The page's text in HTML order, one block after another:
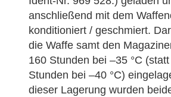
anschließend mit dem
konditioniert / geschmiert.
die Waffe samt den
160 Stunden bei –35 °C
Stunden bei –40 °C)
dieser Lagerung wurden